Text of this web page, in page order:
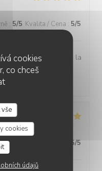
cookies
co chceš
cookies
údajů
: 5/5 Kvalita / Cena : 5/5
et tous leurs plats à la
le cadre est trop
: 5/5